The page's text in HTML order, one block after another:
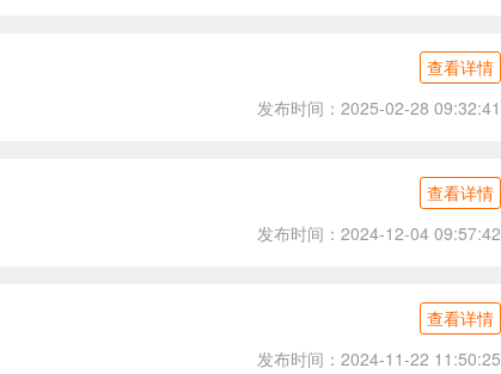
查看详情
发布时间：2025-02-28 09:32:41
查看详情
发布时间：2024-12-04 09:57:42
查看详情
发布时间：2024-11-22 11:50:25